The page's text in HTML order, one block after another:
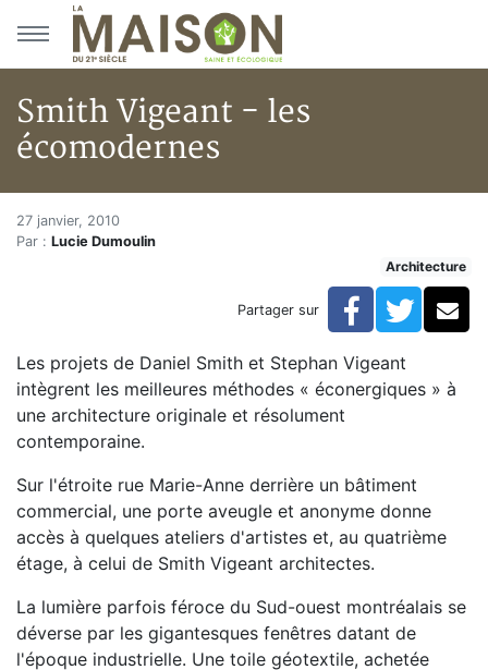
Aller au menu principal
Aller au contenu principal
Smith Vigeant - les
écomodernes
Accueil
Articles
Smith Vigeant - les écomodernes
Smith Vigeant - les
27 janvier, 2010
Par : Lucie Dumoulin
Architecture
Partager sur Facebook
Les projets de Daniel Smith et Stephan Vigeant
intègrent les meilleures méthodes « éconergiques » à
une architecture originale et résolument
contemporaine.
Sur l'étroite rue Marie-Anne derrière un bâtiment
commercial, une porte aveugle et anonyme donne
accès à quelques ateliers d'artistes et, au quatrième
étage, à celui de Smith Vigeant architectes.
La lumière parfois féroce du Sud-ouest montréalais se
déverse par les gigantesques fenêtres datant de
l'époque industrielle. Une toile géotextile, achetée